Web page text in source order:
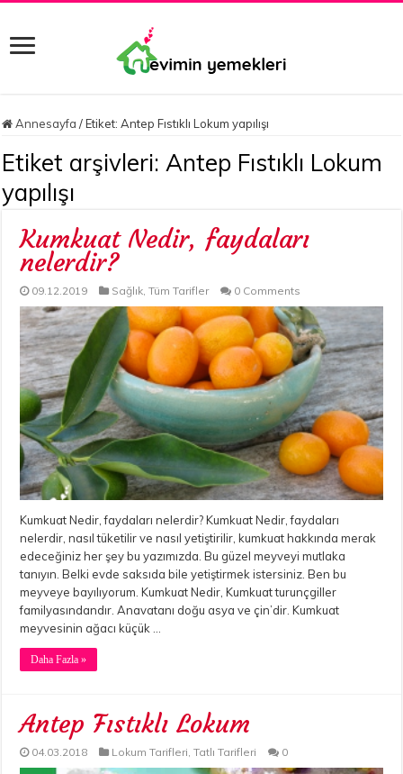
Annesayfa / Etiket:Antep Fıstıklı Lokum yapılışı
Etiket arşivleri:Antep Fıstıklı Lokum
yapılışı
Kumkuat Nedir, faydaları
nelerdir?
09.12.2019 Sağlık,Tüm Tarifler 0 Comments
Kumkuat Nedir, faydaları nelerdir? Kumkuat Nedir, faydaları
nelerdir, nasıl tüketilir ve nasıl yetiştirilir, kumkuat hakkında merak
edeceğiniz her şey bu yazımızda. Bu güzel meyveyi mutlaka
tanıyın. Belki evde saksıda bile yetiştirmek istersiniz. Ben bu
meyveye bayılıyorum. Kumkuat Nedir, Kumkuat turunçgiller
familyasındandır. Anavatanı doğu asya ve çin’dir. Kumkuat
meyvesinin ağacı küçük …
Daha Fazla »
Antep Fıstıklı Lokum
04.03.2018 Lokum Tarifleri,Tatlı Tarifleri 0